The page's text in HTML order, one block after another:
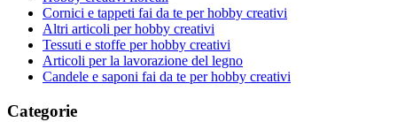
Cornici e tappeti fai da te per hobby creativi
Altri articoli per hobby creativi
Tessuti e stoffe per hobby creativi
Articoli per la lavorazione del legno
Candele e saponi fai da te per hobby creativi
Categorie